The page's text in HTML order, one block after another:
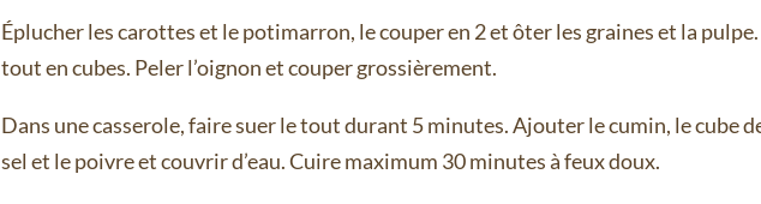
Éplucher les carottes et le potimarron, le couper en 2 et ôter les graines et la
tout en cubes. Peler l’oignon et couper grossièrement.
Dans une casserole, faire suer le tout durant 5 minutes. Ajouter le cumin, le cube
sel et le poivre et couvrir d’eau. Cuire maximum 30 minutes à feux doux.